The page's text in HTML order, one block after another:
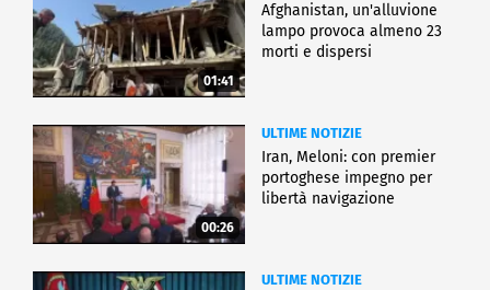
01:41
Afghanistan, un'alluvione
lampo provoca almeno 23
morti e dispersi
00:26
ULTIME NOTIZIE
Iran, Meloni: con premier
portoghese impegno per
libertà navigazione
ULTIME NOTIZIE